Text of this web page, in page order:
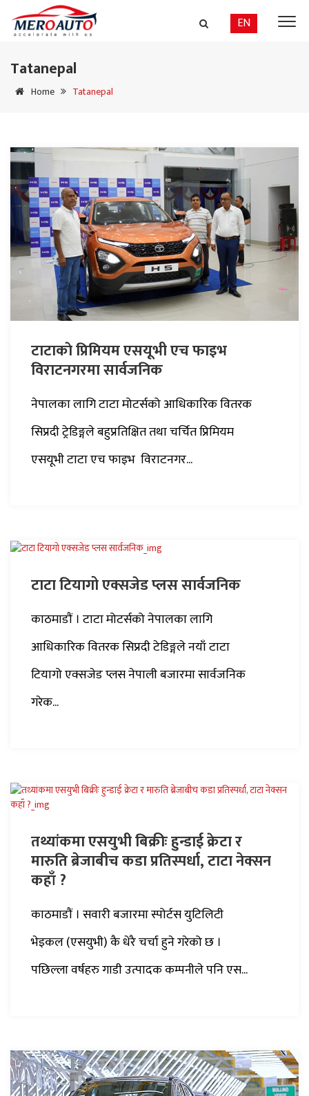
EN
Tatanepal
Home Tatanepal
टाटाकाे प्रिमियम एसयूभी एच फाइभ
विराटनगरमा सार्वजनिक
नेपालका लागि टाटा मोटर्सको आधिकारिक वितरक
सिप्रदी ट्रेडिङ्गले बहुप्रतिक्षित तथा चर्चित प्रिमियम
एसयूभी टाटा एच फाइभ विराटनगर...
टाटा टियागो एक्सजेड प्लस सार्वजनिक
काठमाडाैं । टाटा मोटर्सको नेपालका लागि
आधिकारिक वितरक सिप्रदी टेडिङ्गले नयाँ टाटा
टियागो एक्सजेड प्लस नेपाली बजारमा सार्वजनिक
गरेक...
तथ्यांकमा एसयुभी बिक्रीः हुन्डाई क्रेटा र
मारुति ब्रेजाबीच कडा प्रतिस्पर्धा, टाटा नेक्सन
कहाँ ?
काठमाडौं । सवारी बजारमा स्पोर्टस युटिलिटी
भेइकल (एसयुभी) कै धेरै चर्चा हुने गरेको छ ।
पछिल्ला वर्षहरु गाडी उत्पादक कम्पनीले पनि एस...